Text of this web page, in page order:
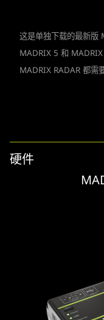
这是单独下载的最新版
MADRIX 5 和
MADRIX RADAR 都需
硬件